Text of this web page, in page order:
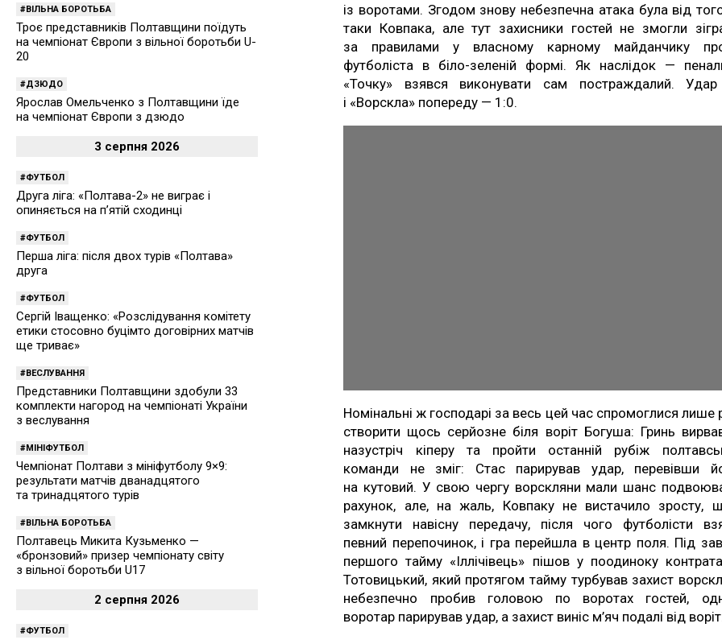
із воротами. Згодом знову небезпечна атака була від
таки Ковпака, але тут захисники гостей не змогли
за правилами у власному карному майданчику
футболіста в біло-зеленій формі. Як наслідок —
«Точку» взявся виконувати сам постраждалий.
і «Ворскла» попереду — 1:0.
Номінальні ж господарі за весь цей час спромоглися лише
створити щось серйозне біля воріт Богуша: Гринь
назустріч кіперу та пройти останній рубіж
команди не зміг: Стас парирував удар, перевівши
на кутовий. У свою чергу ворскляни мали шанс
рахунок, але, на жаль, Ковпаку не вистачило зросту,
замкнути навісну передачу, після чого футболісти
певний перепочинок, і гра перейшла в центр поля. Під
першого тайму «Іллічівець» пішов у поодиноку
Тотовицький, який протягом тайму турбував захист
небезпечно пробив головою по воротах гостей,
воротар парирував удар, а захист виніс м’яч подалі від
ВІЛЬНА БОРОТЬБА
Троє представників Полтавщини поїдуть
на чемпіонат Європи з вільної боротьби U-
20
ДЗЮДО
Ярослав Омельченко з Полтавщини їде
на чемпіонат Європи з дзюдо
3 серпня 2026
ФУТБОЛ
Друга ліга: «Полтава-2» не виграє і
опиняється на п’ятій сходинці
ФУТБОЛ
Перша ліга: після двох турів «Полтава»
друга
ФУТБОЛ
Сергій Іващенко: «Розслідування комітету
етики стосовно буцімто договірних матчів
ще триває»
ВЕСЛУВАННЯ
Представники Полтавщини здобули 33
комплекти нагород на чемпіонаті України
з веслування
МІНІФУТБОЛ
Чемпіонат Полтави з мініфутболу 9×9:
результати матчів дванадцятого
та тринадцятого турів
ВІЛЬНА БОРОТЬБА
Полтавець Микита Кузьменко —
«бронзовий» призер чемпіонату світу
з вільної боротьби U17
2 серпня 2026
ФУТБОЛ